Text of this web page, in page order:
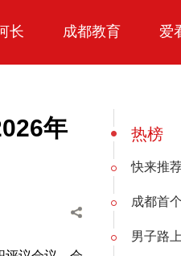
长 成都教育 爱
年
热榜
快来推
成都首
男子路